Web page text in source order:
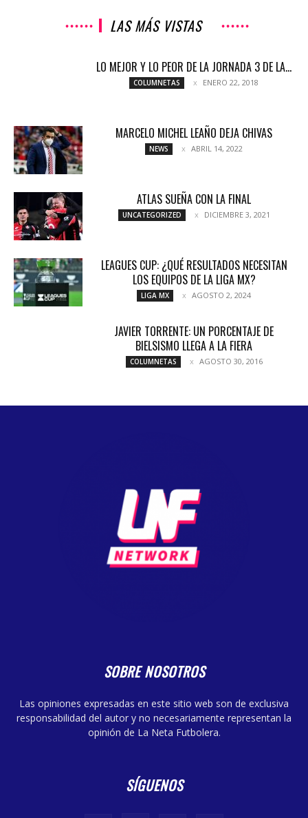
LAS MÁS VISTAS
LO MEJOR Y LO PEOR DE LA JORNADA 3 DE LA...
COLUMNETAS ENERO 22, 2018
MARCELO MICHEL LEAÑO DEJA CHIVAS
NEWS ABRIL 14, 2022
ATLAS SUEÑA CON LA FINAL
UNCATEGORIZED DICIEMBRE 3, 2021
LEAGUES CUP: ¿QUÉ RESULTADOS NECESITAN
LOS EQUIPOS DE LA LIGA MX?
LIGA MX AGOSTO 2, 2024
JAVIER TORRENTE: UN PORCENTAJE DE
BIELSISMO LLEGA A LA FIERA
COLUMNETAS AGOSTO 30, 2016
SOBRE NOSOTROS
Las opiniones expresadas en este sitio web son de exclusiva
responsabilidad del autor y no necesariamente representan la
opinión de La Neta Futbolera.
SÍGUENOS